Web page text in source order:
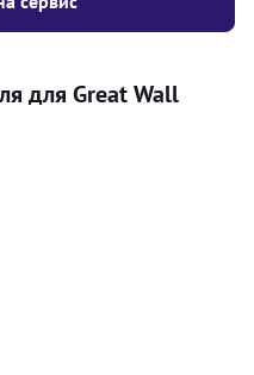
для Great Wall